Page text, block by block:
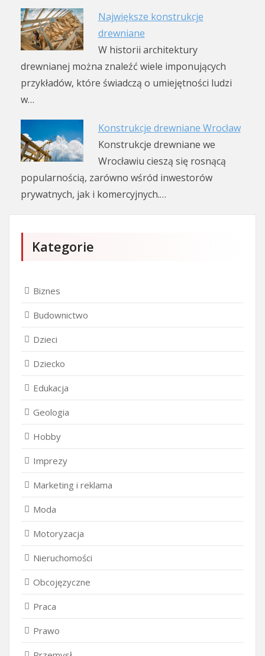
Największe konstrukcje
drewniane
W historii architektury
drewnianej można znaleźć wiele imponujących
przykładów, które świadczą o umiejętności ludzi
w…
Konstrukcje drewniane Wrocław
Konstrukcje drewniane we
Wrocławiu cieszą się rosnącą
popularnością, zarówno wśród inwestorów
prywatnych, jak i komercyjnych.…
Kategorie
Biznes
Budownictwo
Dzieci
Dziecko
Edukacja
Geologia
Hobby
Imprezy
Marketing i reklama
Moda
Motoryzacja
Nieruchomości
Obcojęzyczne
Praca
Prawo